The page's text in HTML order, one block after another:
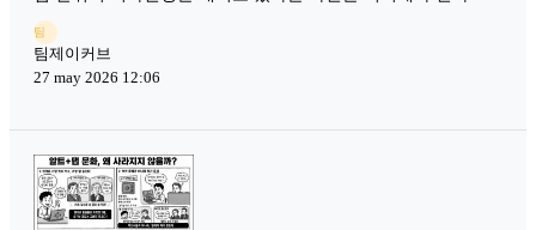
팀
팀제이커브
27 may 2026 12:06